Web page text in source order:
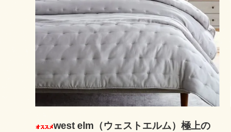
west elm（ウェストエルム）極上の